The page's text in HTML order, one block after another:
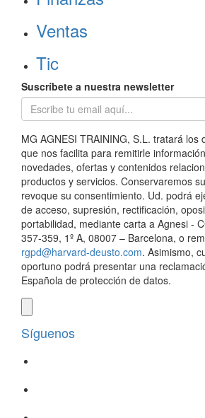
Ventas
Tic
Suscríbete a nuestra newsletter
MG AGNESI TRAINING, S.L. tratará los
que nos facilita para remitirle
novedades, ofertas y contenidos
productos y servicios. Conservaremos
revoque su consentimiento. Ud. podrá
de acceso, supresión, rectificación,
portabilidad, mediante carta a Agnesi -
357-359, 1º A, 08007 – Barcelona, o
rgpd@harvard-deusto.com. Asimismo,
oportuno podrá presentar una
Española de protección de datos.
Síguenos